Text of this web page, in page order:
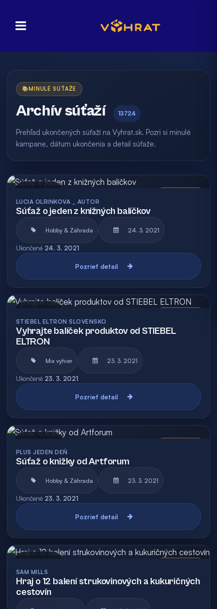
📚 MINULÉ SÚŤAŽE
Archív súťaží 13724
Prehľad ukončených súťaží na Vyhrat.sk. Pozri si minulé
kampane, dátum ukončenia a detail súťaže.
LUCIA OLRINKOVA _ AUTOR
Súťaž o jeden z knižných balíčkov
Hobby & Záhrada 24. 3. 2021
Ukončené 24. 3. 2021
Pozrieť detail
STIEBEL ELTRON SLOVENSKO
Vyhrajte balíček produktov od STIEBEL
ELTRON
Mix výhier 23. 3. 2021
Ukončené 23. 3. 2021
Pozrieť detail
PLUS JEDEN DEŇ
Súťaž o knižky od Artforum
Hobby & Záhrada 23. 3. 2021
Ukončené 23. 3. 2021
Pozrieť detail
SAM MILLS
Hraj o 12 balení strukovinových a kukuričných
cestovín